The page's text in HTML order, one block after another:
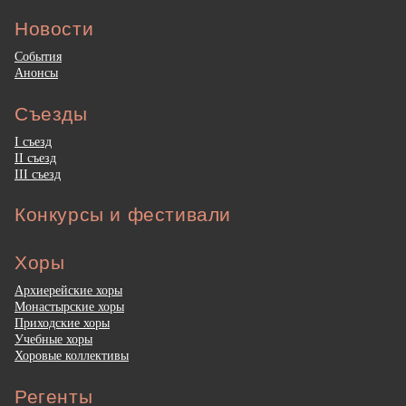
Новости
События
Анонсы
Съезды
I съезд
II съезд
III съезд
Конкурсы и фестивали
Хоры
Архиерейские хоры
Монастырские хоры
Приходские хоры
Учебные хоры
Хоровые коллективы
Регенты